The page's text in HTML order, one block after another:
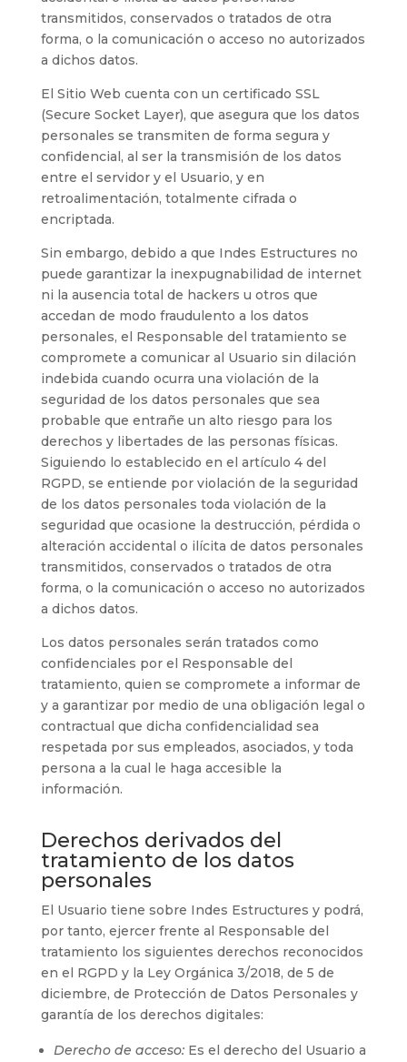
transmitidos, conservados o tratados de otra
forma, o la comunicación o acceso no autorizados
a dichos datos.
El Sitio Web cuenta con un certificado SSL
(Secure Socket Layer), que asegura que los datos
personales se transmiten de forma segura y
confidencial, al ser la transmisión de los datos
entre el servidor y el Usuario, y en
retroalimentación, totalmente cifrada o
encriptada.
Sin embargo, debido a que Indes Estructures no
puede garantizar la inexpugnabilidad de internet
ni la ausencia total de hackers u otros que
accedan de modo fraudulento a los datos
personales, el Responsable del tratamiento se
compromete a comunicar al Usuario sin dilación
indebida cuando ocurra una violación de la
seguridad de los datos personales que sea
probable que entrañe un alto riesgo para los
derechos y libertades de las personas físicas.
Siguiendo lo establecido en el artículo 4 del
RGPD, se entiende por violación de la seguridad
de los datos personales toda violación de la
seguridad que ocasione la destrucción, pérdida o
alteración accidental o ilícita de datos personales
transmitidos, conservados o tratados de otra
forma, o la comunicación o acceso no autorizados
a dichos datos.
Los datos personales serán tratados como
confidenciales por el Responsable del
tratamiento, quien se compromete a informar de
y a garantizar por medio de una obligación legal o
contractual que dicha confidencialidad sea
respetada por sus empleados, asociados, y toda
persona a la cual le haga accesible la
información.
Derechos derivados del
tratamiento de los datos
personales
El Usuario tiene sobre Indes Estructures y podrá,
por tanto, ejercer frente al Responsable del
tratamiento los siguientes derechos reconocidos
en el RGPD y la Ley Orgánica 3/2018, de 5 de
diciembre, de Protección de Datos Personales y
garantía de los derechos digitales:
Derecho de acceso: Es el derecho del Usuario a